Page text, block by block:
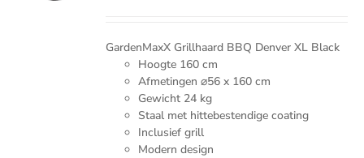
GardenMaxX Grillhaard BBQ Denver XL Black
Hoogte 160 cm
Afmetingen⌀56 x 160 cm
Gewicht 24 kg
Staal met hittebestendige coating
Inclusief grill
Modern design